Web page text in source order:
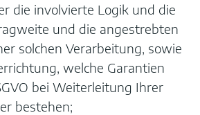
die involvierte Logik und die
und die angestrebten
solchen Verarbeitung, sowie
welche Garantien
bei Weiterleitung Ihrer
bestehen;